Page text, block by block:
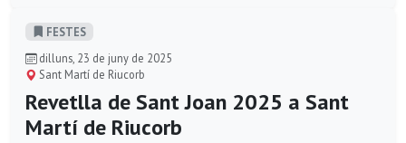
FESTES
dilluns, 23 de juny de 2025
Sant Martí de Riucorb
Revetlla de Sant Joan 2025 a Sant
Martí de Riucorb